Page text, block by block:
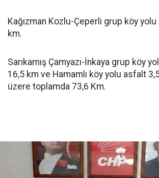
Kağızman Kozlu-Çeperli grup köy yolu
km.
Sarıkamış Çamyazı-İnkaya grup köy
16,5 km ve Hamamlı köy yolu asfalt
üzere toplamda 73,6 Km.